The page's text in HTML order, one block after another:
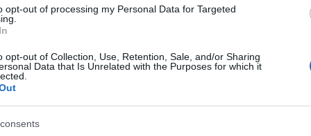
opt-out of processing my Personal Data for Targeted
opt-out of Collection, Use, Retention, Sale, and/or Sharing
Data that Is Unrelated with the Purposes for which it
dará a conocer la nueva generación del QX56 durante el
New York Auto Show. Aunque este SUV de gran tamaño
lado del charco. Se comenzará a…
presenta una tecnología para
los efectos del hambre al